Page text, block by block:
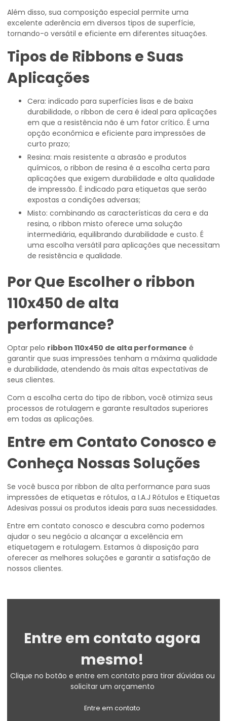
Além disso, sua composição especial permite uma
excelente aderência em diversos tipos de superfície,
tornando-o versátil e eficiente em diferentes situações.
Tipos de Ribbons e Suas
Aplicações
Cera: indicado para superfícies lisas e de baixa
durabilidade, o ribbon de cera é ideal para aplicações
em que a resistência não é um fator crítico. É uma
opção econômica e eficiente para impressões de
curto prazo;
Resina: mais resistente a abrasão e produtos
químicos, o ribbon de resina é a escolha certa para
aplicações que exigem durabilidade e alta qualidade
de impressão. É indicado para etiquetas que serão
expostas a condições adversas;
Misto: combinando as características da cera e da
resina, o ribbon misto oferece uma solução
intermediária, equilibrando durabilidade e custo. É
uma escolha versátil para aplicações que necessitam
de resistência e qualidade.
Por Que Escolher o ribbon
110x450 de alta
performance?
Optar pelo ribbon 110x450 de alta performance é
garantir que suas impressões tenham a máxima qualidade
e durabilidade, atendendo às mais altas expectativas de
seus clientes.
Com a escolha certa do tipo de ribbon, você otimiza seus
processos de rotulagem e garante resultados superiores
em todas as aplicações.
Entre em Contato Conosco e
Conheça Nossas Soluções
Se você busca por ribbon de alta performance para suas
impressões de etiquetas e rótulos, a I.A.J Rótulos e Etiquetas
Adesivas possui os produtos ideais para suas necessidades.
Entre em contato conosco e descubra como podemos
ajudar o seu negócio a alcançar a excelência em
etiquetagem e rotulagem. Estamos à disposição para
oferecer as melhores soluções e garantir a satisfação de
nossos clientes.
Entre em contato agora
mesmo!
Clique no botão e entre em contato para tirar dúvidas ou
solicitar um orçamento
Entre em contato